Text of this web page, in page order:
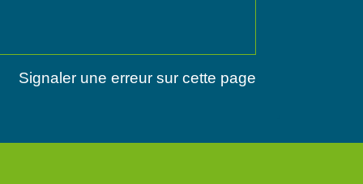
Signaler une erreur sur cette page